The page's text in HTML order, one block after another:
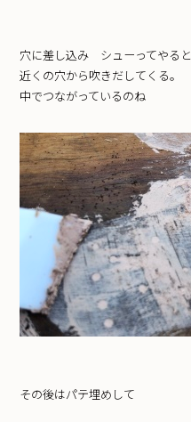
穴に差し込み シューってやると
近くの穴から吹きだしてくる。
中でつながっているのね
その後はパテ埋めして